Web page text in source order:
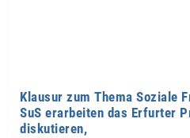
Klausur zum Thema Soziale
SuS erarbeiten das Erfurter
diskutieren,